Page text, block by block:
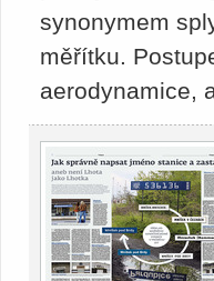
synonymem
měřítku.
aerodynamice,